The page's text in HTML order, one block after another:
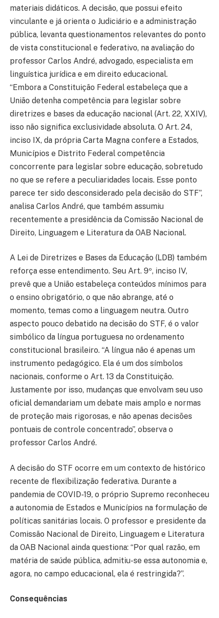
materiais didáticos. A decisão, que possui efeito
vinculante e já orienta o Judiciário e a administração
pública, levanta questionamentos relevantes do ponto
de vista constitucional e federativo, na avaliação do
professor Carlos André, advogado, especialista em
linguística jurídica e em direito educacional.
“Embora a Constituição Federal estabeleça que a
União detenha competência para legislar sobre
diretrizes e bases da educação nacional (Art. 22, XXIV),
isso não significa exclusividade absoluta. O Art. 24,
inciso IX, da própria Carta Magna confere a Estados,
Municípios e Distrito Federal competência
concorrente para legislar sobre educação, sobretudo
no que se refere a peculiaridades locais. Esse ponto
parece ter sido desconsiderado pela decisão do STF”,
analisa Carlos André, que também assumiu
recentemente a presidência da Comissão Nacional de
Direito, Linguagem e Literatura da OAB Nacional.
A Lei de Diretrizes e Bases da Educação (LDB) também
reforça esse entendimento. Seu Art. 9º, inciso IV,
prevê que a União estabeleça conteúdos mínimos para
o ensino obrigatório, o que não abrange, até o
momento, temas como a linguagem neutra. Outro
aspecto pouco debatido na decisão do STF, é o valor
simbólico da língua portuguesa no ordenamento
constitucional brasileiro. “A língua não é apenas um
instrumento pedagógico. Ela é um dos símbolos
nacionais, conforme o Art. 13 da Constituição.
Justamente por isso, mudanças que envolvam seu uso
oficial demandariam um debate mais amplo e normas
de proteção mais rigorosas, e não apenas decisões
pontuais de controle concentrado”, observa o
professor Carlos André.
A decisão do STF ocorre em um contexto de histórico
recente de flexibilização federativa. Durante a
pandemia de COVID-19, o próprio Supremo reconheceu
a autonomia de Estados e Municípios na formulação de
políticas sanitárias locais. O professor e presidente da
Comissão Nacional de Direito, Linguagem e Literatura
da OAB Nacional ainda questiona: “Por qual razão, em
matéria de saúde pública, admitiu-se essa autonomia e,
agora, no campo educacional, ela é restringida?”.
Consequências